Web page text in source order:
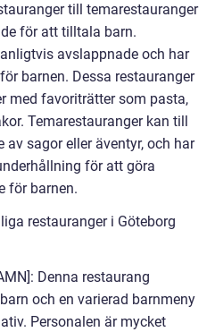
till temarestauranger
för att tilltala barn.
avslappnade och har
barnen. Dessa restauranger
med favoriträtter som pasta,
Temarestauranger kan till
av sagor eller äventyr, och har
för att göra
för barnen.
restauranger i Göteborg
Denna restaurang
och en varierad barnmeny
Personalen är mycket